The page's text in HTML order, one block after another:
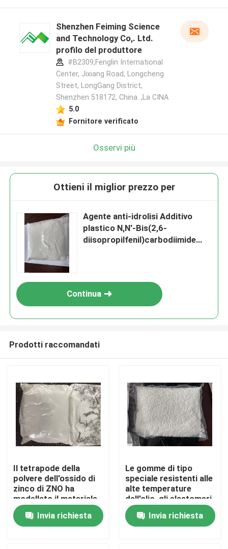
Casa
Prodotti
Shenzhen Feiming Science
and Technology Co,. Ltd.
profilo del produttore
#B2309,Fenglin International
Center, Jixiang Road, Longcheng
Street, LongGang District,
Shenzhen 518172, China. ,La CINA
5.0
Fornitore verificato
Osservi più
Ottieni il miglior prezzo per
Agente anti-idrolisi Additivo
plastico N,N'-Bis(2,6-
diisopropilfenil)carbodiimide
Continua
Prodotti raccomandati
Il tetrapode della
polvere dell'ossido di
zinco di ZNO ha
modellato il materiale
ricoprente di gomma
di CAS 1314-13-2
delle basette
Invia richiesta
Le gomme di tipo
speciale resistenti alle
alte temperature
dell'olio, gli elastomeri
poliacrilati ((ACM)
offrono alcune
caratteristiche fisiche
Invia richiesta